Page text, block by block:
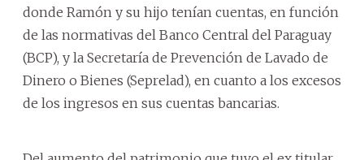
donde Ramón y su hijo tenían cuentas, en función
de las normativas del Banco Central del Paraguay
(BCP), y la Secretaría de Prevención de Lavado de
Dinero o Bienes (Seprelad), en cuanto a los excesos
de los ingresos en sus cuentas bancarias.